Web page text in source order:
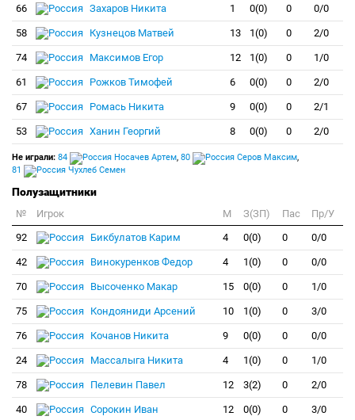
66 Захаров Никита 1 0(0) 0 0/0
58 Кузнецов Матвей 13 1(0) 0 2/0
74 Максимов Егор 12 1(0) 0 1/0
61 Рожков Тимофей 6 0(0) 0 2/0
67 Ромась Никита 9 0(0) 0 2/1
53 Ханин Георгий 8 0(0) 0 2/0
Не играли: 84 Носачев Артем, 80 Серов Максим,
81
Чухлеб Семен
Полузащитники
№ Игрок M З(ЗП) Пас
Пр/У
92
Бикбулатов Карим 4 0(0) 0 0/0
42 Винокуренков Федор 4 1(0) 0 0/0
70 Высоченко Макар 15 0(0) 0 1/0
75 Кондояниди Арсений 10 1(0) 0 3/0
76 Кочанов Никита 9 0(0) 0 0/0
24 Массалыга Никита 4 1(0) 0 1/0
78 Пелевин Павел 12 3(2) 0 2/0
40 Сорокин Иван 12 0(0) 0 3/0